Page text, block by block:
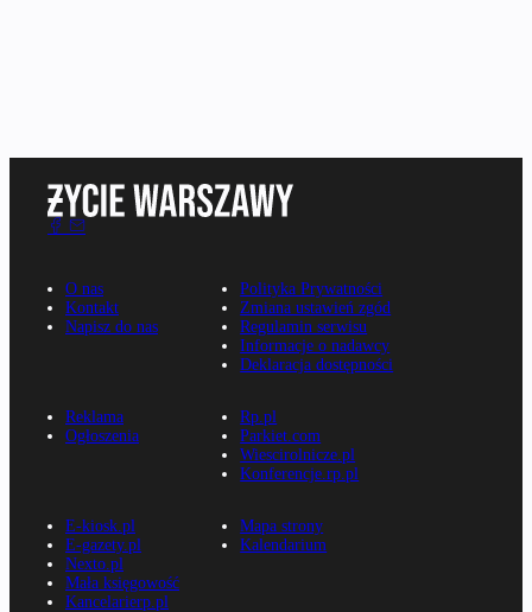
O nas
Kontakt
Napisz do nas
Polityka Prywatności
Zmiana ustawień zgód
Regulamin serwisu
Informacje o nadawcy
Deklaracja dostępności
Reklama
Ogłoszenia
Rp.pl
Parkiet.com
Wiescirolnicze.pl
Konferencje.rp.pl
E-kiosk.pl
E-gazety.pl
Nexto.pl
Mała księgowość
Kancelarierp.pl
Mapa strony
Kalendarium